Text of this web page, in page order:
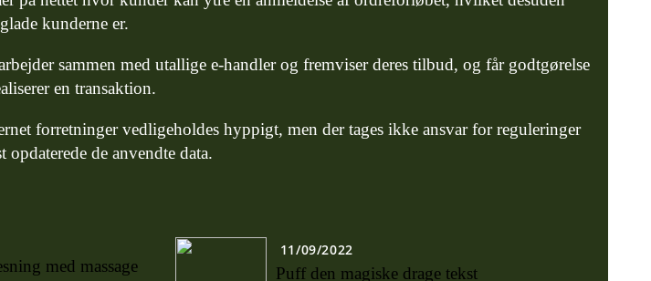
kunderne er.
sammen med utallige e-handler og fremviser deres tilbud, og får godtgørelse
en transaktion.
forretninger vedligeholdes hyppigt, men der tages ikke ansvar for reguleringer
de anvendte data.
med massage
11/09/2022
Puff den magiske drage tekst